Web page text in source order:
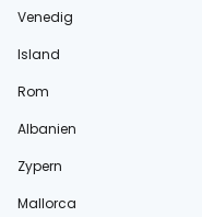
Venedig
Island
Rom
Albanien
Zypern
Mallorca